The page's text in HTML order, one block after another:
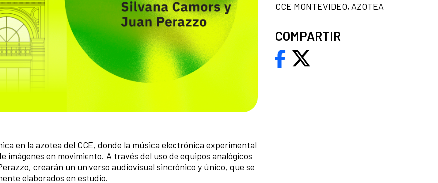
en la azotea del CCE, donde la música electrónica experimental
imágenes en movimiento. A través del uso de equipos analógicos
crearán un universo audiovisual sincrónico y único, que se
elaborados en estudio.
CCE MONTEVIDEO, AZOTEA
COMPARTIR